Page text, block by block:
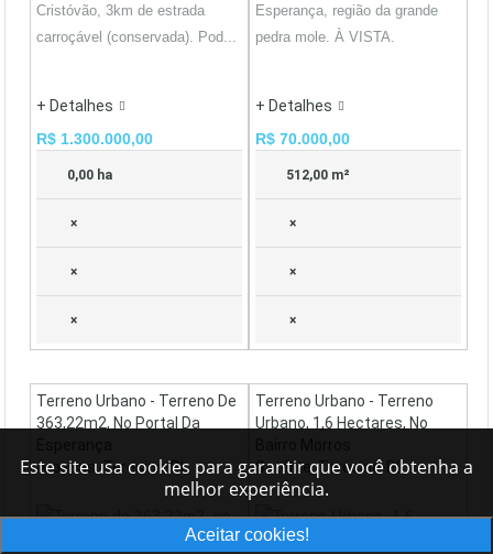
Cristóvão, 3km de estrada
carroçável (conservada). Pod...
+ Detalhes
R$ 1.300.000,00
0,00 ha
×
×
×
Esperança, região da grande
pedra mole. À VISTA.
+ Detalhes
R$ 70.000,00
512,00 m²
×
×
×
Terreno Urbano - Terreno De
363,22m2, No Portal Da
Aroeiras, Teresina-PI
Terreno Urbano - Terreno
Urbano, 1,6 Hectares, No
Satélite, Teresina-PI
Este site usa cookies para garantir que você obtenha a
melhor experiência.
Aceitar cookies!